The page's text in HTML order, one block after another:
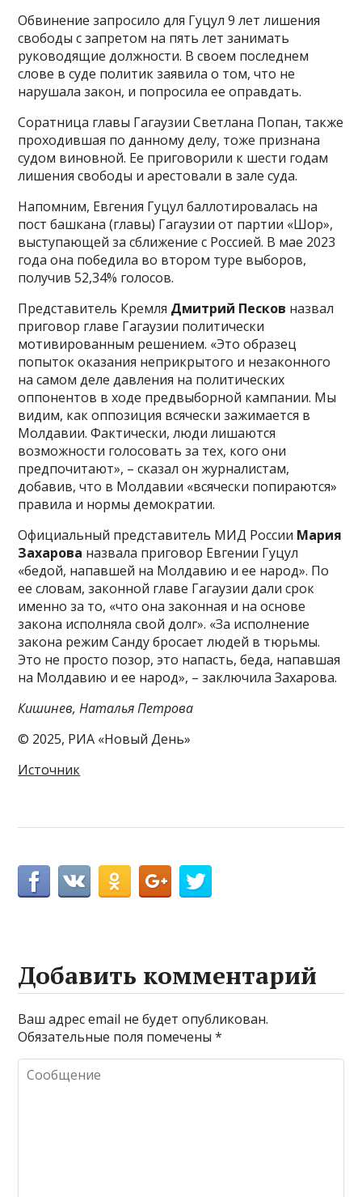
Обвинение запросило для Гуцул 9 лет лишения
свободы с запретом на пять лет занимать
руководящие должности. В своем последнем
слове в суде политик заявила о том, что не
нарушала закон, и попросила ее оправдать.
Соратница главы Гагаузии Светлана Попан, также
проходившая по данному делу, тоже признана
судом виновной. Ее приговорили к шести годам
лишения свободы и арестовали в зале суда.
Напомним, Евгения Гуцул баллотировалась на
пост башкана (главы) Гагаузии от партии «Шор»,
выступающей за сближение с Россией. В мае 2023
года она победила во втором туре выборов,
получив 52,34% голосов.
Представитель Кремля Дмитрий Песков назвал
приговор главе Гагаузии политически
мотивированным решением. «Это образец
попыток оказания неприкрытого и незаконного
на самом деле давления на политических
оппонентов в ходе предвыборной кампании. Мы
видим, как оппозиция всячески зажимается в
Молдавии. Фактически, люди лишаются
возможности голосовать за тех, кого они
предпочитают», – сказал он журналистам,
добавив, что в Молдавии «всячески попираются»
правила и нормы демократии.
Официальный представитель МИД России Мария
Захарова назвала приговор Евгении Гуцул
«бедой, напавшей на Молдавию и ее народ». По
ее словам, законной главе Гагаузии дали срок
именно за то, «что она законная и на основе
закона исполняла свой долг». «За исполнение
закона режим Санду бросает людей в тюрьмы.
Это не просто позор, это напасть, беда, напавшая
на Молдавию и ее народ», – заключила Захарова.
Кишинев, Наталья Петрова
© 2025, РИА «Новый День»
Источник
Добавить комментарий
Ваш адрес email не будет опубликован.
Обязательные поля помечены*